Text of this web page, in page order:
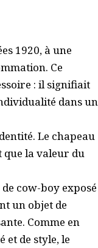
1920, à une
Ce
: il signifiait
dans un
Le chapeau
que la valeur du
cow-boy exposé
un objet de
Comme en
et de style, le